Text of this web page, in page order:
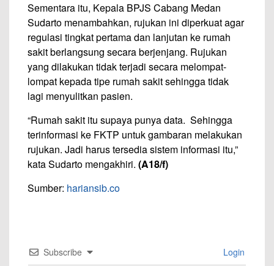
Sementara itu, Kepala BPJS Cabang Medan
Sudarto menambahkan, rujukan ini diperkuat agar
regulasi tingkat pertama dan lanjutan ke rumah
sakit berlangsung secara berjenjang. Rujukan
yang dilakukan tidak terjadi secara melompat-
lompat kepada tipe rumah sakit sehingga tidak
lagi menyulitkan pasien.
“Rumah sakit itu supaya punya data. Sehingga
terinformasi ke FKTP untuk gambaran melakukan
rujukan. Jadi harus tersedia sistem informasi itu,”
kata Sudarto mengakhiri. (A18/f)
Sumber: hariansib.co
Subscribe Login